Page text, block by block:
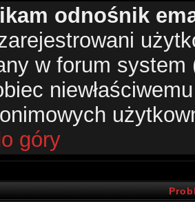
odnośnik
w forum system
góry